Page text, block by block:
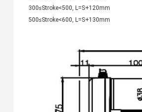
300≤Stroke<500, L=S+120mm
500≤Stroke<600, L=S+130mm